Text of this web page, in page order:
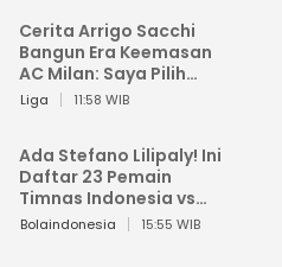
Cerita Arrigo Sacchi
Bangun Era Keemasan
AC Milan: Saya Pilih
Pemain dari Isi Otaknya
Liga 11:58 WIB
Ada Stefano Lilipaly! Ini
Daftar 23 Pemain
Timnas Indonesia vs
China
Bolaindonesia 15:55 WIB